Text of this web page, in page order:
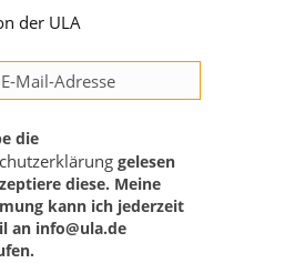
der ULA
die
gelesen
diese. Meine
kann ich jederzeit
an info@ula.de